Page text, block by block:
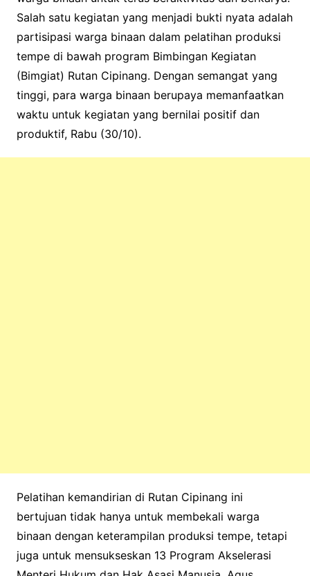
Salah satu kegiatan yang menjadi bukti nyata adalah
partisipasi warga binaan dalam pelatihan produksi
tempe di bawah program Bimbingan Kegiatan
(Bimgiat) Rutan Cipinang. Dengan semangat yang
tinggi, para warga binaan berupaya memanfaatkan
waktu untuk kegiatan yang bernilai positif dan
produktif, Rabu (30/10).
Pelatihan kemandirian di Rutan Cipinang ini
bertujuan tidak hanya untuk membekali warga
binaan dengan keterampilan produksi tempe, tetapi
juga untuk mensukseskan 13 Program Akselerasi